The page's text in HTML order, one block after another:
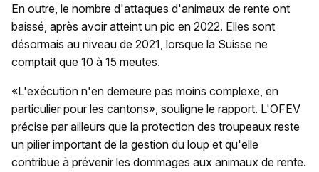
En outre, le nombre d'attaques d'animaux de rente ont
baissé, après avoir atteint un pic en 2022. Elles sont
désormais au niveau de 2021, lorsque la Suisse ne
comptait que 10 à 15 meutes.
«L'exécution n'en demeure pas moins complexe, en
particulier pour les cantons», souligne le rapport. L'OFEV
précise par ailleurs que la protection des troupeaux reste
un pilier important de la gestion du loup et qu'elle
contribue à prévenir les dommages aux animaux de rente.